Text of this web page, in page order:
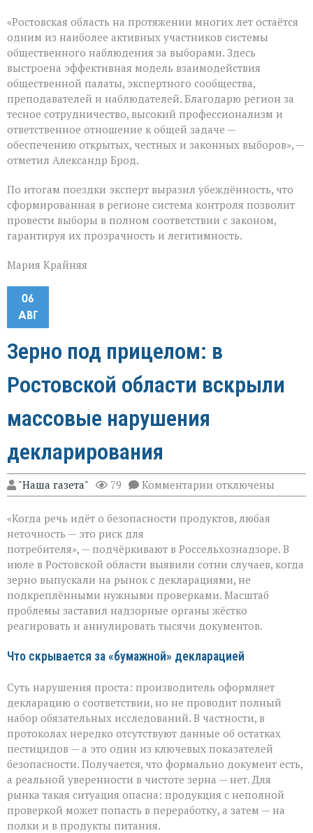
«Ростовская область на протяжении многих лет остаётся
одним из наиболее активных участников системы
общественного наблюдения за выборами. Здесь
выстроена эффективная модель взаимодействия
общественной палаты, экспертного сообщества,
преподавателей и наблюдателей. Благодарю регион за
тесное сотрудничество, высокий профессионализм и
ответственное отношение к общей задаче —
обеспечению открытых, честных и законных выборов», —
отметил Александр Брод.
По итогам поездки эксперт выразил убеждённость, что
сформированная в регионе система контроля позволит
провести выборы в полном соответствии с законом,
гарантируя их прозрачность и легитимность.
Мария Крайняя
06
АВГ
Зерно под прицелом: в
Ростовской области вскрыли
массовые нарушения
декларирования
"Наша газета" 79 Комментарии к
записи
под
Ростовской
области
вскрыли
массовые
нарушения
декларирования
отключены
«Когда речь идёт о безопасности продуктов, любая
неточность — это риск для
потребителя», — подчёркивают в Россельхознадзоре. В
июле в Ростовской области выявили сотни случаев, когда
зерно выпускали на рынок с декларациями, не
подкреплёнными нужными проверками. Масштаб
проблемы заставил надзорные органы жёстко
реагировать и аннулировать тысячи документов.
Что скрывается за «бумажной» декларацией
Суть нарушения проста: производитель оформляет
декларацию о соответствии, но не проводит полный
набор обязательных исследований. В частности, в
протоколах нередко отсутствуют данные об остатках
пестицидов — а это один из ключевых показателей
безопасности. Получается, что формально документ есть,
а реальной уверенности в чистоте зерна — нет. Для
рынка такая ситуация опасна: продукция с неполной
проверкой может попасть в переработку, а затем — на
полки и в продукты питания.